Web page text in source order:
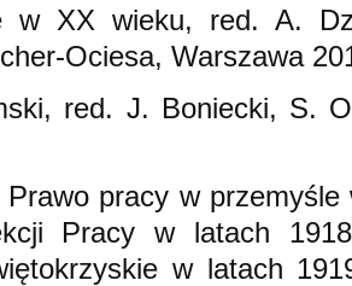
w XX wieku, red. A.
Ociesa, Warszawa
red. J. Boniecki, S.
Prawo pracy w
Pracy w latach
w latach